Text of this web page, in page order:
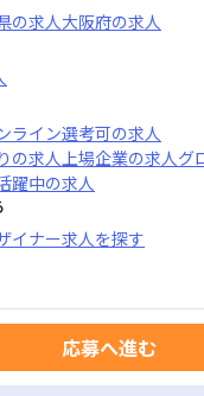
の求人大阪府の求人
ライン選考可の求人
の求人上場企業の求人グ
躍中の求人
イナー求人を探す
応募へ進む